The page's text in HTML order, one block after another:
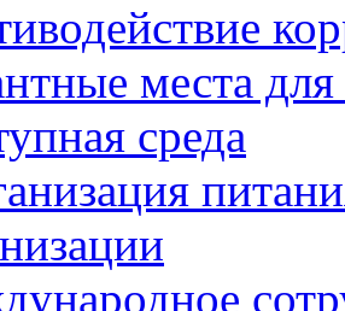
места
среда